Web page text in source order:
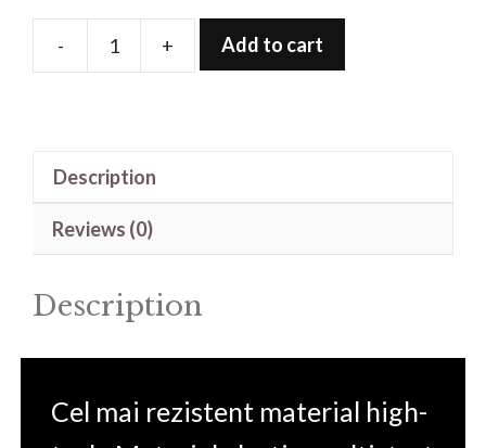
-
Folie
+ Add to cart
Description
Reviews (0)
Description
Cel mai rezistent material high-